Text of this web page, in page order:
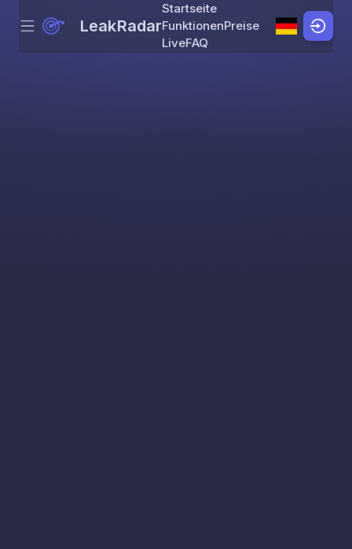
Skip to content
Menu LeakRadar
Startseite
FunktionenPreise
LiveFAQ